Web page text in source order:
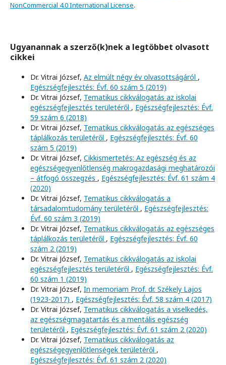
NonCommercial 4.0 International License.
Ugyanannak a szerző(k)nek a legtöbbet olvasott
cikkei
Dr. Vitrai József, Az elmúlt négy év olvasottságáról ,
Egészségfejlesztés: Évf. 60 szám 5 (2019)
Dr. Vitrai József, Tematikus cikkválogatás az iskolai
egészségfejlesztés területéről , Egészségfejlesztés: Évf.
59 szám 6 (2018)
Dr. Vitrai József, Tematikus cikkválogatás az egészséges
táplálkozás területéről , Egészségfejlesztés: Évf. 60
szám 5 (2019)
Dr. Vitrai József, Cikkismertetés: Az egészség és az
egészségegyenlőtlenség makrogazdasági meghatározói
– átfogó összegzés , Egészségfejlesztés: Évf. 61 szám 4
(2020)
Dr. Vitrai József, Tematikus cikkválogatás a
társadalomtudomány területéről , Egészségfejlesztés:
Évf. 60 szám 3 (2019)
Dr. Vitrai József, Tematikus cikkválogatás az egészséges
táplálkozás területéről , Egészségfejlesztés: Évf. 60
szám 2 (2019)
Dr. Vitrai József, Tematikus cikkválogatás az iskolai
egészségfejlesztés területéről , Egészségfejlesztés: Évf.
60 szám 1 (2019)
Dr. Vitrai József, In memoriam Prof. dr. Székely Lajos
(1923-2017) , Egészségfejlesztés: Évf. 58 szám 4 (2017)
Dr. Vitrai József, Tematikus cikkválogatás a viselkedés,
az egészségmagatartás és a mentális egészség
területéről , Egészségfejlesztés: Évf. 61 szám 2 (2020)
Dr. Vitrai József, Tematikus cikkválogatás az
egészségegyenlőtlenségek területéről ,
Egészségfejlesztés: Évf. 61 szám 2 (2020)